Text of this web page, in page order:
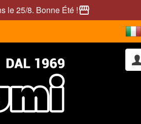
le 25/8. Bonne Été !storefront